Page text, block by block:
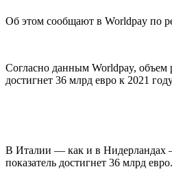
Об этом сообщают в Worldpay по
Согласно данным Worldpay, объем
достигнет 36 млрд евро к 2021
В Италии — как и в Нидерландах —
показатель достигнет 36 млрд евро.